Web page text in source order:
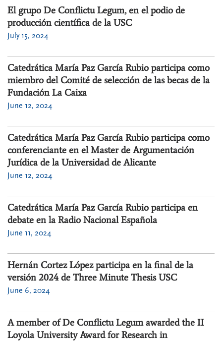
El grupo De Conflictu Legum, en el podio de
producción científica de la USC
July 15, 2024
Catedrática María Paz García Rubio participa como
miembro del Comité de selección de las becas de la
Fundación La Caixa
June 12, 2024
Catedrática María Paz García Rubio participa como
conferenciante en el Master de Argumentación
Jurídica de la Universidad de Alicante
June 12, 2024
Catedrática María Paz García Rubio participa en
debate en la Radio Nacional Española
June 11, 2024
Hernán Cortez López participa en la final de la
versión 2024 de Three Minute Thesis USC
June 6, 2024
A member of De Conflictu Legum awarded the II
Loyola University Award for Research in